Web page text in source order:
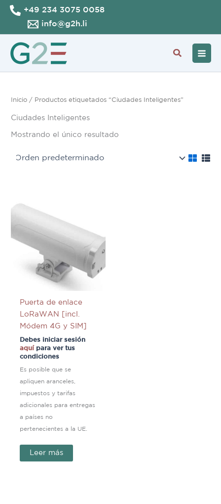
contenido
+49 234 3075 0058
info@g2h.li
Buscar
Inicio / Productos etiquetados “Ciudades Inteligentes”
Ciudades Inteligentes
Mostrando el único resultado
Puerta de enlace
LoRaWAN [incl.
Módem 4G y SIM]
Debes iniciar sesión
aquípara ver tus
condiciones
Es posible que se
apliquen aranceles,
impuestos y tarifas
adicionales para entregas
a países no
pertenecientes a la UE.
Leer más